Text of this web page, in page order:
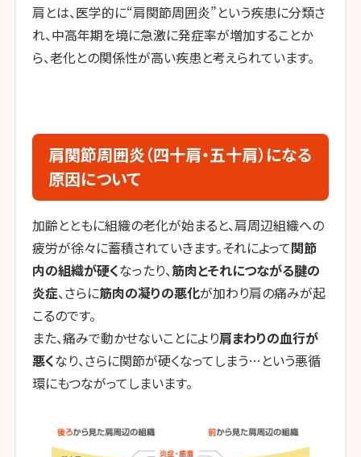
肩とは、医学的に“肩関節周囲炎”という疾患に分類さ
れ、中高年期を境に急激に発症率が増加することか
ら、老化との関係性が高い疾患と考えられています。
肩関節周囲炎（四十肩・五十肩）になる
原因について
加齢とともに組織の老化が始まると、肩周辺組織への
疲労が徐々に蓄積されていきます。それによって関節
内の組織が硬くなったり、筋肉とそれにつながる腱の
炎症、さらに筋肉の凝りの悪化が加わり肩の痛みが起
こるのです。
また、痛みで動かせないことにより肩まわりの血行が
悪くなり、さらに関節が硬くなってしまう…という悪循
環にもつながってしまいます。